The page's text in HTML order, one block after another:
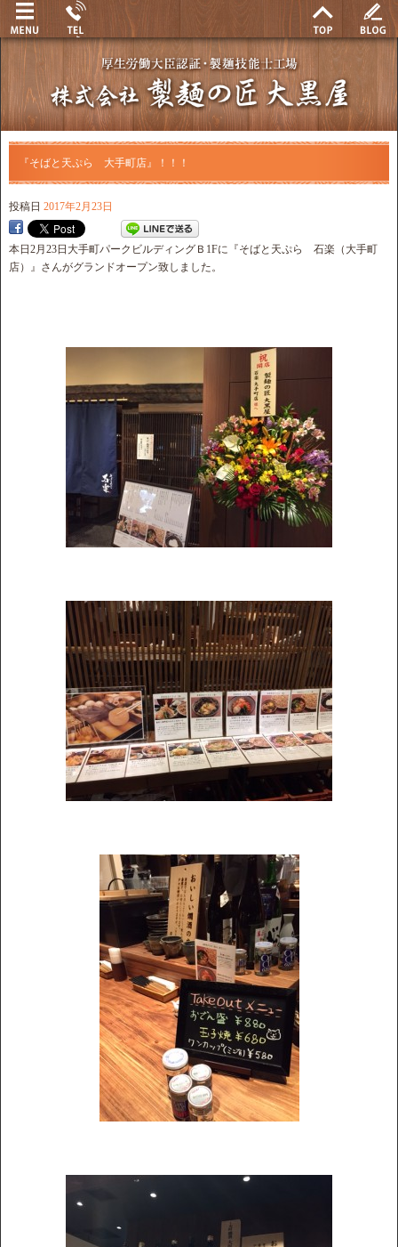
『そばと天ぷら 大手町店』！！！
投稿日 2017年2月23日
本日2月23日大手町パークビルディングＢ1Fに『そばと天ぷら 石楽（大手町
店）』さんがグランドオープン致しました。